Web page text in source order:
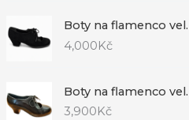
Boty na flamenco vel.
4,000Kč
Boty na flamenco
3,900 Kč